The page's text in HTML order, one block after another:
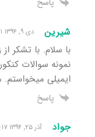
شیرین دی ۹, ۱۳۹۴ ۱۰:۴۱ ق٫ظ
با سلام. با تشکر
نمونه سوالات
ایمیلی میخواستم.
پاسخ
جواد آذر ۲۵, ۱۳۹۴ ۸:۱۷ ب٫ظ